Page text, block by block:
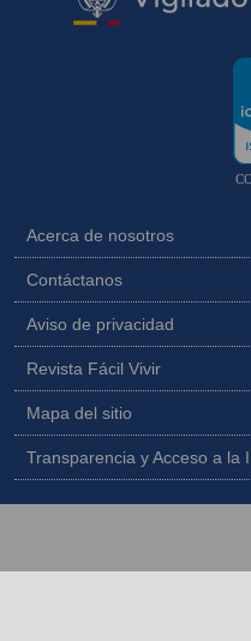
Acerca de nosotros
Contáctanos
Aviso de privacidad
Revista Fácil Vivir
Mapa del sitio
Transparencia y Acceso a la